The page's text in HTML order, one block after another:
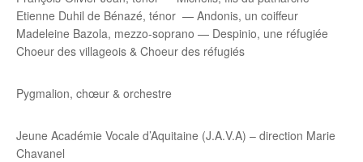
Etienne Duhil de Bénazé, ténor — Andonis, un coiffeur
Madeleine Bazola, mezzo-soprano — Despinio, une réfugiée
Choeur des villageois & Choeur des réfugiés
Pygmalion, chœur & orchestre
Jeune Académie Vocale d’Aquitaine (J.A.V.A) – direction Marie
Chavanel